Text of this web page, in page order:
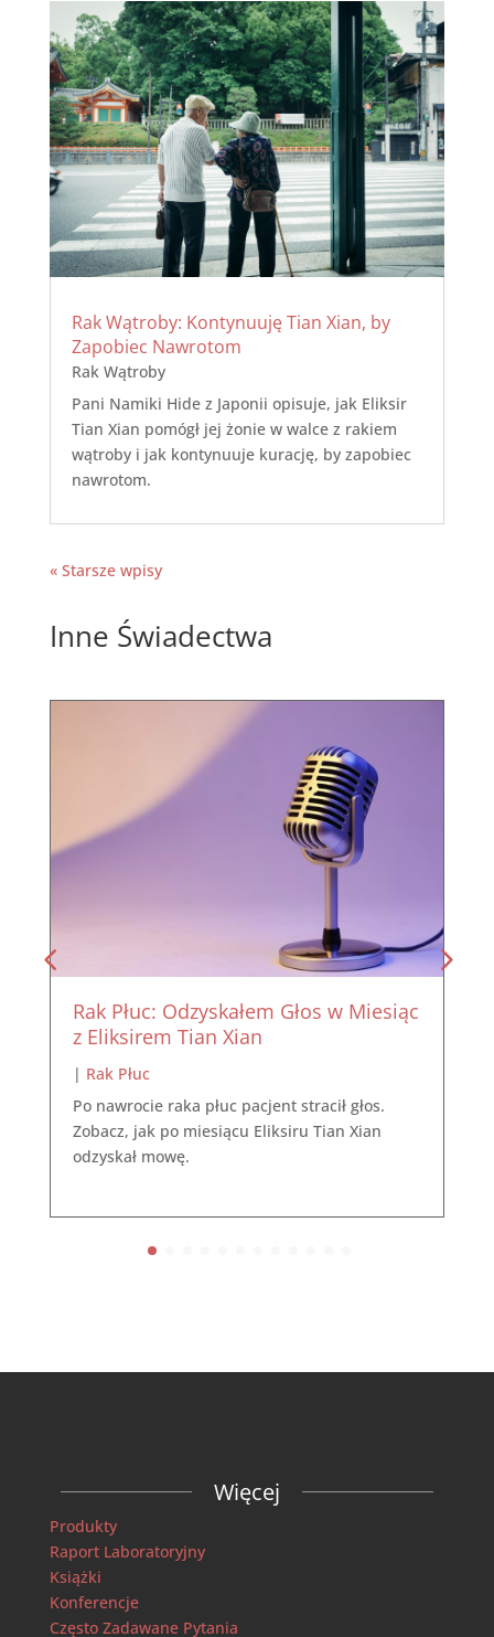
Rak Wątroby: Kontynuuję Tian Xian, by
Zapobiec Nawrotom
Rak Wątroby
Pani Namiki Hide z Japonii opisuje, jak Eliksir
Tian Xian pomógł jej żonie w walce z rakiem
wątroby i jak kontynuuje kurację, by zapobiec
nawrotom.
« Starsze wpisy
Inne Świadectwa
Rak Płuc: Odzyskałem Głos w Miesiąc
z Eliksirem Tian Xian
| Rak Płuc
Po nawrocie raka płuc pacjent stracił głos.
Zobacz, jak po miesiącu Eliksiru Tian Xian
odzyskał mowę.
Więcej
Produkty
Raport Laboratoryjny
Książki
Konferencje
Często Zadawane Pytania